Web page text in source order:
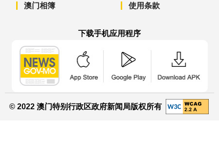
澳门相簿 使用条款
下载手机应用程序
© 2022 澳门特别行政区政府新闻局版权所有